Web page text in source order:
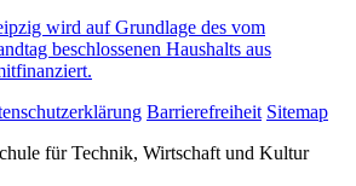
wird auf Grundlage des vom
beschlossenen Haushalts aus
Barrierefreiheit Sitemap
für Technik, Wirtschaft und Kultur